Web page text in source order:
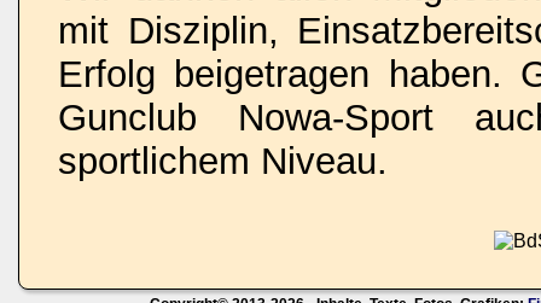
mit Disziplin,
Erfolg beigetragen haben.
Gunclub Nowa-Sport
sportlichem Niveau.